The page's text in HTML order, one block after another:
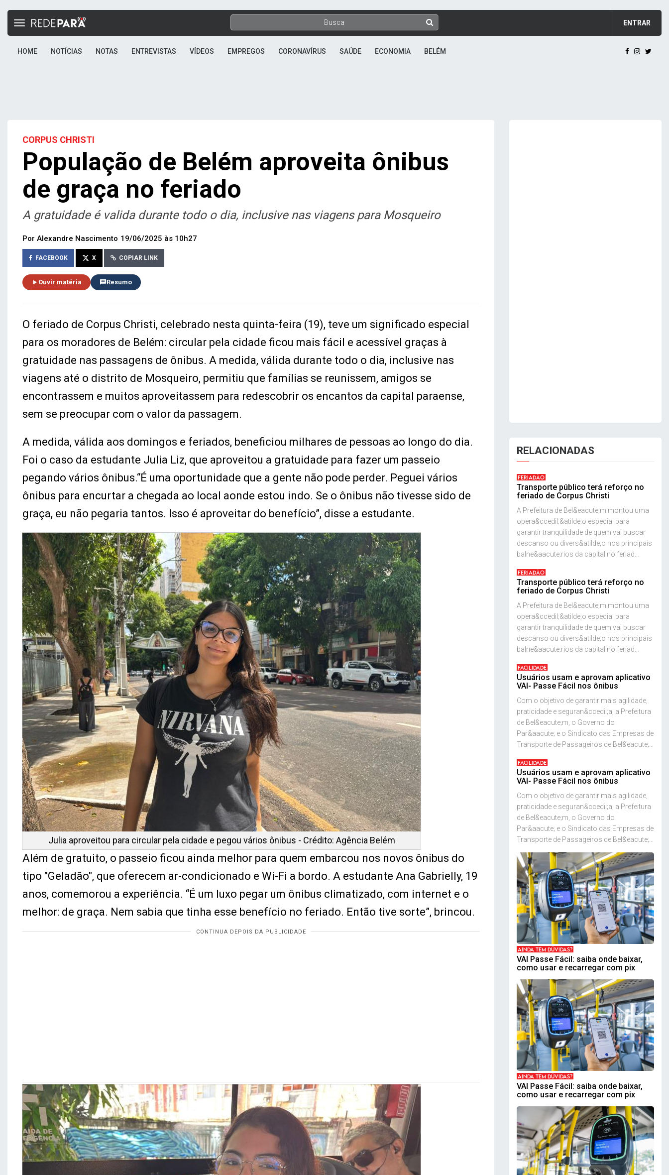
ENTRAR
Toggle
HOME NOTÍCIAS NOTAS ENTREVISTAS VÍDEOS EMPREGOS CORONAVÍRUS SAÚDE ECONOMIA BELÉM
CORPUS CHRISTI
População de Belém aproveita ônibus
de graça no feriado
A gratuidade é valida durante todo o dia, inclusive nas viagens para Mosqueiro
Por Alexandre Nascimento 19/06/2025 às 10h27
FACEBOOK X COPIAR LINK
Ouvir matéria Resumo
O feriado de Corpus Christi, celebrado nesta quinta-feira (19), teve um significado especial
para os moradores de Belém: circular pela cidade ficou mais fácil e acessível graças à
gratuidade nas passagens de ônibus. A medida, válida durante todo o dia, inclusive nas
viagens até o distrito de Mosqueiro, permitiu que famílias se reunissem, amigos se
encontrassem e muitos aproveitassem para redescobrir os encantos da capital paraense,
sem se preocupar com o valor da passagem.
A medida, válida aos domingos e feriados, beneficiou milhares de pessoas ao longo do dia.
Foi o caso da estudante Julia Liz, que aproveitou a gratuidade para fazer um passeio
pegando vários ônibus.“É uma oportunidade que a gente não pode perder. Peguei vários
ônibus para encurtar a chegada ao local aonde estou indo. Se o ônibus não tivesse sido de
graça, eu não pegaria tantos. Isso é aproveitar do benefício”, disse a estudante.
Julia aproveitou para circular pela cidade e pegou vários ônibus - Crédito: Agência Belém
Além de gratuito, o passeio ficou ainda melhor para quem embarcou nos novos ônibus do
tipo "Geladão", que oferecem ar-condicionado e Wi-Fi a bordo. A estudante Ana Gabrielly, 19
anos, comemorou a experiência. “É um luxo pegar um ônibus climatizado, com internet e o
melhor: de graça. Nem sabia que tinha esse benefício no feriado. Então tive sorte”, brincou.
RELACIONADAS
FERIADÃO
Transporte público terá reforço no
feriado de Corpus Christi
A Prefeitura de Bel&eacute;m montou uma
opera&ccedil;&atilde;o especial para
garantir tranquilidade de quem vai buscar
descanso ou divers&atilde;o nos principais
balne&aacute;rios da capital no feriad...
FERIADÃO
Transporte público terá reforço no
feriado de Corpus Christi
A Prefeitura de Bel&eacute;m montou uma
opera&ccedil;&atilde;o especial para
garantir tranquilidade de quem vai buscar
descanso ou divers&atilde;o nos principais
balne&aacute;rios da capital no feriad...
FACILIDADE
Usuários usam e aprovam aplicativo
VAI- Passe Fácil nos ônibus
Com o objetivo de garantir mais agilidade,
praticidade e seguran&ccedil;a, a Prefeitura
de Bel&eacute;m, o Governo do
Par&aacute; e o Sindicato das Empresas de
Transporte de Passageiros de Bel&eacute;...
FACILIDADE
Usuários usam e aprovam aplicativo
VAI- Passe Fácil nos ônibus
Com o objetivo de garantir mais agilidade,
praticidade e seguran&ccedil;a, a Prefeitura
de Bel&eacute;m, o Governo do
Par&aacute; e o Sindicato das Empresas de
Transporte de Passageiros de Bel&eacute;...
AINDA TEM DÚVIDAS?
VAI Passe Fácil: saiba onde baixar,
como usar e recarregar com pix
AINDA TEM DÚVIDAS?
VAI Passe Fácil: saiba onde baixar,
como usar e recarregar com pix